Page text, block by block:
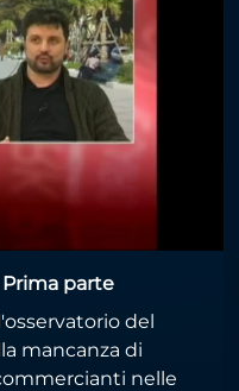
parte
del
mancanza di
nelle